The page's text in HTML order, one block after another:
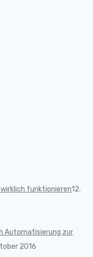
funktionieren12.
Automatisierung zur
2016